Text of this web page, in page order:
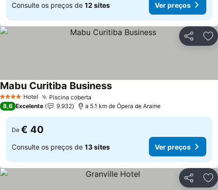
Consulte os preços de 12 sites Ver preços
Partilhar
4 EstrelasHotel Piscina coberta
Mabu Curitiba Business
8,6 Excelente 9.932 a 5.1 km de Ópera de Arame
De € 40
Consulte os preços de 13 sites Ver preços
Partilhar